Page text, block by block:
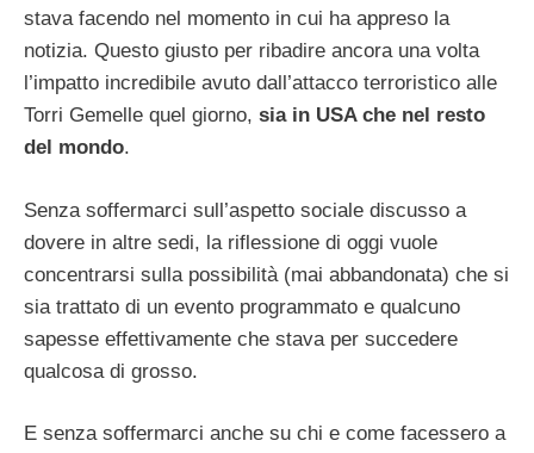
stava facendo nel momento in cui ha appreso la
notizia. Questo giusto per ribadire ancora una volta
l’impatto incredibile avuto dall’attacco terroristico alle
Torri Gemelle quel giorno, sia in USA che nel resto
del mondo.
Senza soffermarci sull’aspetto sociale discusso a
dovere in altre sedi, la riflessione di oggi vuole
concentrarsi sulla possibilità (mai abbandonata) che si
sia trattato di un evento programmato e qualcuno
sapesse effettivamente che stava per succedere
qualcosa di grosso.
E senza soffermarci anche su chi e come facessero a